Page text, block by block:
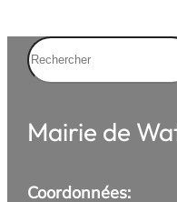
Rechercher
Mairie de
Coordonnées: